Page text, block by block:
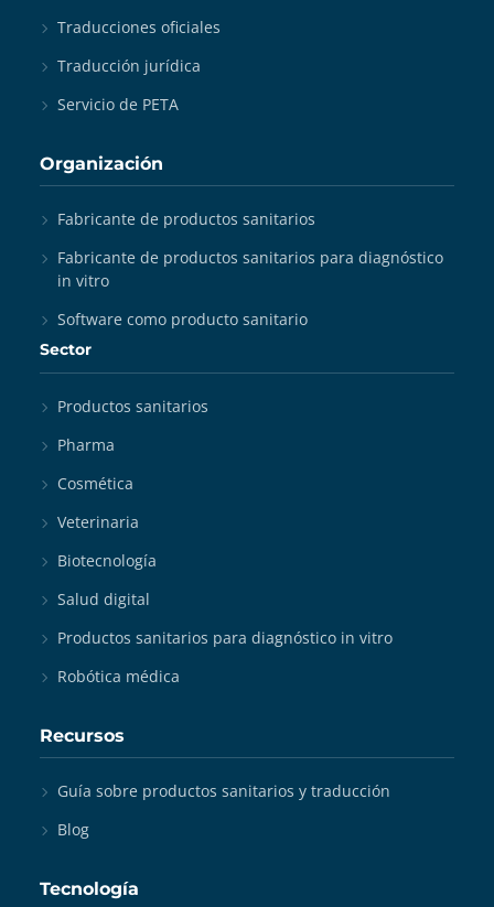
Traducciones oficiales
Traducción jurídica
Servicio de PETA
Organización
Fabricante de productos sanitarios
Fabricante de productos sanitarios para diagnóstico
in vitro
Software como producto sanitario
Sector
Productos sanitarios
Pharma
Cosmética
Veterinaria
Biotecnología
Salud digital
Productos sanitarios para diagnóstico in vitro
Robótica médica
Recursos
Guía sobre productos sanitarios y traducción
Blog
Tecnología